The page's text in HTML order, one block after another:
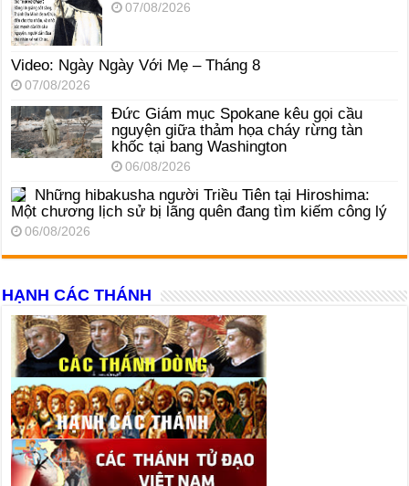
07/08/2026
Video: Ngày Ngày Với Mẹ – Tháng 8
07/08/2026
Đức Giám mục Spokane kêu gọi cầu
nguyện giữa thảm họa cháy rừng tàn
khốc tại bang Washington
06/08/2026
Những hibakusha người Triều Tiên tại Hiroshima:
Một chương lịch sử bị lãng quên đang tìm kiếm công lý
06/08/2026
HẠNH CÁC THÁNH